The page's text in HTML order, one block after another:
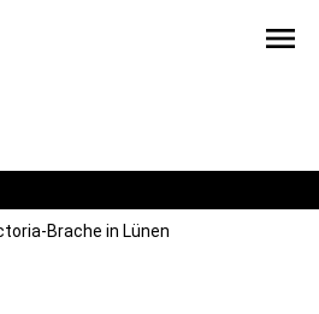
menu
Brache in Lünen